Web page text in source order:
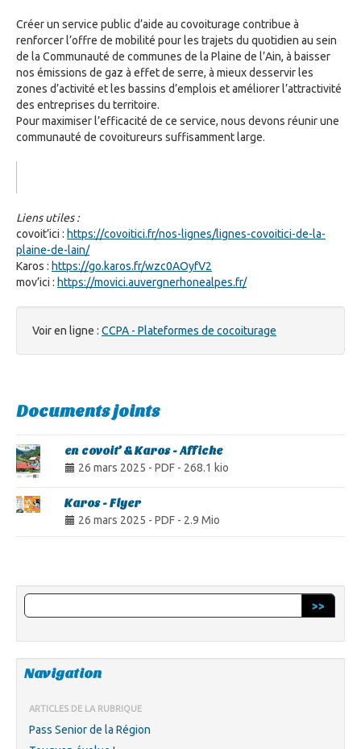
Créer un service public d’aide au covoiturage contribue à
renforcer l’offre de mobilité pour les trajets du quotidien au sein
de la Communauté de communes de la Plaine de l’Ain, à baisser
nos émissions de gaz à effet de serre, à mieux desservir les
zones d’activité et les bassins d’emplois et améliorer l’attractivité
des entreprises du territoire.
Pour maximiser l’efficacité de ce service, nous devons réunir une
communauté de covoitureurs suffisamment large.
Liens utiles :
covoit’ici : https://covoitici.fr/nos-lignes/lignes-covoitici-de-la-
plaine-de-lain/
Karos : https://go.karos.fr/wzc0AOyfV2
mov’ici : https://movici.auvergnerhonealpes.fr/
Voir en ligne : CCPA - Plateformes de cocoiturage
Documents joints
en covoit’ & Karos - Affiche
26 mars 2025 - PDF - 268.1 kio
Karos - Flyer
26 mars 2025 - PDF - 2.9 Mio
>>
Navigation
ARTICLES DE LA RUBRIQUE
Pass Senior de la Région